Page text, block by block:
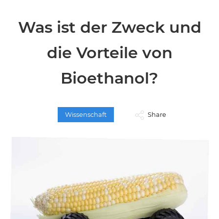
Was ist der Zweck und
die Vorteile von
Bioethanol?
Wissenschaft Share